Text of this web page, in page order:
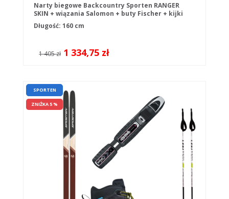
Narty biegowe Backcountry Sporten RANGER
SKIN + wiązania Salomon + buty Fischer + kijki
Długość: 160 cm
1 405 zł 1 334,75 zł
SPORTEN
ZNIŻKA 5 %